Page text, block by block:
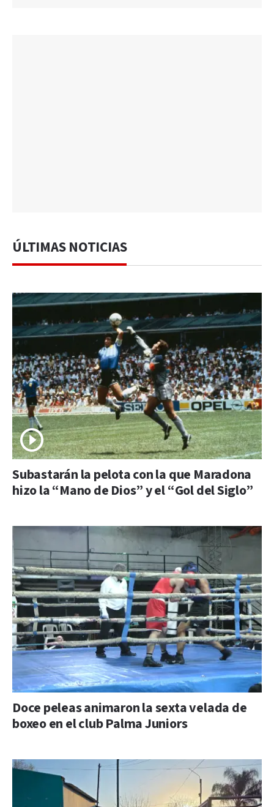
ÚLTIMAS NOTICIAS
Subastarán la pelota con la que Maradona
hizo la “Mano de Dios” y el “Gol del Siglo”
Doce peleas animaron la sexta velada de
boxeo en el club Palma Juniors